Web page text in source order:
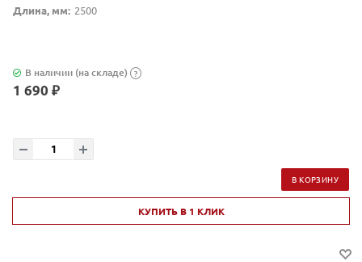
Длина, мм: 2500
В наличии (на складе) ?
1 690 ₽
В КОРЗИНУ
КУПИТЬ В 1 КЛИК